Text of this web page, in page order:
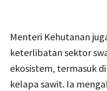
Menteri Kehutanan
keterlibatan sektor
ekosistem, termasuk
kelapa sawit. Ia